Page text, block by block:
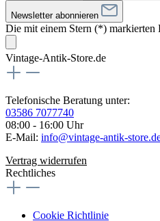
Newsletter abonnieren
Die mit einem Stern (*) markierten
Vintage-Antik-Store.de
Telefonische Beratung unter:
03586 7077740
08:00 - 16:00 Uhr
E-Mail: info@vintage-antik-
Vertrag widerrufen
Rechtliches
Cookie Richtlinie